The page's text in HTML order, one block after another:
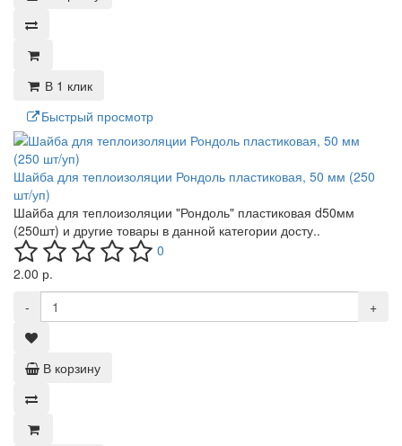
В 1 клик
Быстрый просмотр
Шайба для теплоизоляции Рондоль пластиковая, 50 мм (250
шт/уп)
Шайба для теплоизоляции "Рондоль" пластиковая d50мм
(250шт) и другие товары в данной категории досту..
0
2.00 р.
-
+
В корзину